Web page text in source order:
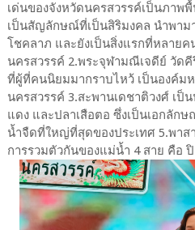
เด่นของจังหวัดนครสวรรค์เป็นภาพ
เป็นสัญลักษณ์ที่เป็นสิริมงคล นำพา
โชคลาภ และยังเป็นสิ่งแรกที่หลายค
นครสวรรค์ 2.พระจุฬามณีเจดีย์ วัด
ที่ผู้ที่คนนิยมมากราบไหว้ เป็นองค์ม
นครสวรรค์ 3.สะพานเดชาติวงศ์ เป็
แดง และปลาเสือตอ ซึ่งเป็นเอกลักษ
น้ำจืดที่ใหญ่ที่สุดของประเทศ 5.พา
การรวมตัวกันของแม่น้ำ 4 สาย คือ